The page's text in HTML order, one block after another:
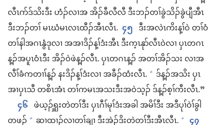
လီၤဂာ်​ဒ်သိး​ဒီး ဟံၣ်​လၢ​အ အိၣ်​ခီလီလီ ဒီး​ဘၣ်​တၢ်​ခွဲ​သိၣ်​ခွဲပျီ​အီၤ
ဒီး​ဘၣ်​တၢ် မၤဃံမၤလၤ​ထီၣ်​အီၤ​လီၤ. ၄၅ ဒီး​အ​လဲၤ​ကိး​န့ၢ်ဝဲ တၢ်ဝံ​
တၢ်နါ​အဂၤ​နွံ​ဒု​လၢ အအၢ​ဒိၣ်န့ၢ်​ဒံး​အီၤ ဒီး​က့ၤ​နုာ်​လီၤ​ဝဲ​လၢ ပှၤ​တဂၤ​
န့ၣ်​အ​ပူၤ​ဝံၤဒီး အိၣ်​ဝဲ​ဖဲ​န့ၣ်​လီၤ. ပှၤ​တဂၤ​န့ၣ်​ အ​တၢ်အိၣ်သး လၢ​အ
လီၢ်​ခံ​ကတၢၢ်​န့ၣ်​ နး​ဒိၣ်န့ၢ်​ဒံး​လၢ အ​ခီၣ်ထံး​လီၤ. + ဒ်​န့ၣ်​အသိး ပှၤ
အၢ​ပှၤသီ တစိၤ​အံၤ တၢ်​က​မၤ​အသး​ဒီး​အဝဲသ့ၣ်​ ဒ်​န့ၣ်​စ့ၢ်ကီး​လီၤ.”
၄၆ ဖဲ​ယ့ၣ်ၡူး​တဲ​တၢ်​ဒီး ပှၤ​ဂီၢ်မုၢ်​ဒံး​အခါ အမိၢ်​ဒီး အ​ဒီပုၢ်ဝဲၢ်​ခွါ​
တဖၣ် + ဆၢထၢၣ်​လၢ​တၢ်ချၢ ဒီး​အဲၣ်ဒိး​တဲ​တၢ်​ဒီး​အီၤ​လီၤ. + ၄၇